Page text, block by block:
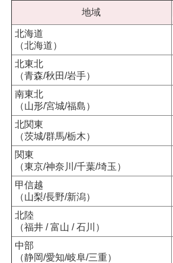
地域
北海道
（北海道）
北東北
（青森/秋田/岩手）
南東北
（山形/宮城/福島）
北関東
（茨城/群馬/栃木）
関東
（東京/神奈川/千葉/埼玉）
甲信越
（山梨/長野/新潟）
北陸
（福井 / 富山 / 石川）
中部
（静岡/愛知/岐阜/三重）